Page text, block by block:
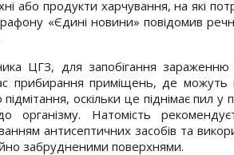
або продукти харчування, на які
«Єдині новини» повідомив
ЦГЗ, для запобігання
прибирання приміщень, де можуть
оскільки це піднімає пил у
організму. Натомість
антисептичних засобів та
забрудненими поверхнями.